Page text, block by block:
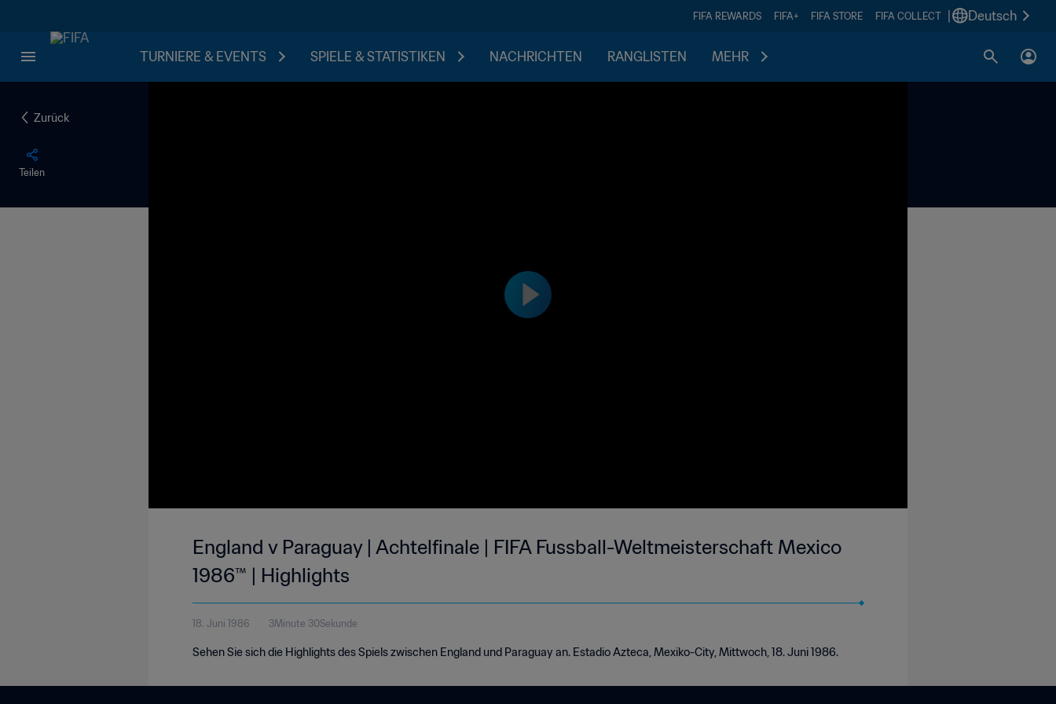
FIFA REWARDS FIFA+ FIFA STORE FIFA COLLECT Deutsch
TURNIERE & EVENTS SPIELE & STATISTIKEN NACHRICHTEN RANGLISTEN MEHR
Zurück
Teilen
England v Paraguay | Achtelfinale | FIFA Fussball-Weltmeisterschaft Mexico
1986™ | Highlights
18. Juni 1986 3Minute 30Sekunde
Sehen Sie sich die Highlights des Spiels zwischen England und Paraguay an. Estadio Azteca, Mexiko-City, Mittwoch, 18. Juni 1986.